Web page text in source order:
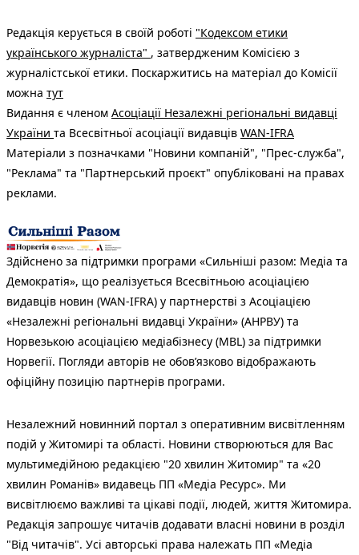
Редакція керується в своїй роботі "Кодексом етики
українського журналіста" , затвердженим Комісією з
журналістської етики. Поскаржитись на матеріал до Комісії
можна тут
Видання є членом Асоціації Незалежні регіональні видавці
України та Всесвітньої асоціації видавців WAN-IFRA
Матеріали з позначками "Новини компаній", "Прес-служба",
"Реклама" та "Партнерський проєкт" опубліковані на правах
реклами.
Здійснено за підтримки програми «Сильніші разом: Медіа та
Демократія», що реалізується Всесвітньою асоціацією
видавців новин (WAN-IFRA) у партнерстві з Асоціацією
«Незалежні регіональні видавці України» (АНРВУ) та
Норвезькою асоціацією медіабізнесу (MBL) за підтримки
Норвегії. Погляди авторів не обов’язково відображають
офіційну позицію партнерів програми.
Незалежний новинний портал з оперативним висвітленням
подій у Житомирі та області. Новини створюються для Вас
мультимедійною редакцією "20 хвилин Житомир" та «20
хвилин Романів» видавець ПП «Медіа Ресурс». Ми
висвітлюємо важливі та цікаві події, людей, життя Житомира.
Редакція запрошує читачів додавати власні новини в розділ
"Від читачів". Усі авторські права належать ПП «Медіа